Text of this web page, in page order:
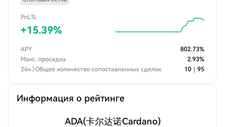
PnL%
+15.39%
APY 802.73%
Макс. просадка
2.93%
24ч | Общее количество сопоставленных сделок
10 95
Информация о рейтинге
ADA(卡尔达诺Cardano)